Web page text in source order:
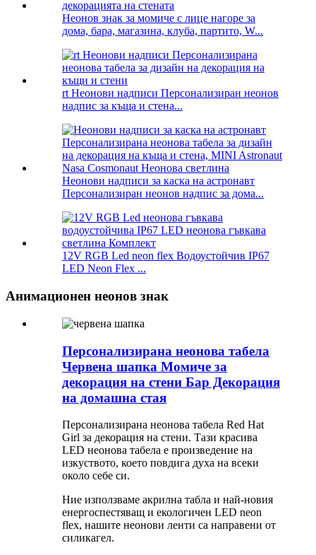
Неонов знак за момиче с лице нагоре за
дома, бара, магазина, клуба, партито, W...
rt Неонови надписи Персонализиран неонов
надпис за къща и стена...
Неонови надписи за каска на астронавт
Персонализиран неонов надпис за дома...
12V RGB Led neon flex Водоустойчив IP67
LED Neon Flex ...
Анимационен неонов знак
Персонализирана неонова табела
Червена шапка Момиче за
декорация на стени Бар Декорация
на домашна стая
Персонализирана неонова табела Red Hat
Girl за декорация на стени. Тази красива
LED неонова табела е произведение на
изкуството, което повдига духа на всеки
около себе си.
Ние използваме акрилна табла и най-новия
енергоспестяващ и екологичен LED neon
flex, нашите неонови ленти са направени от
силикагел.